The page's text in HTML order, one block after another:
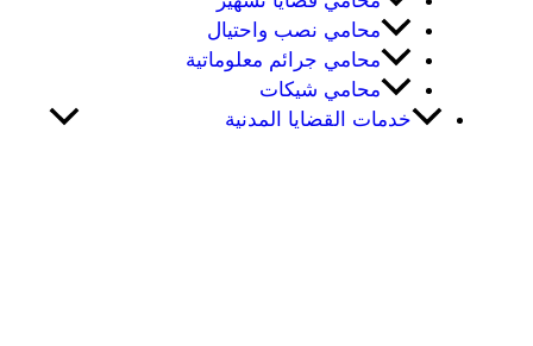
محامي نصب واحتيال
محامي جرائم معلوماتية
محامي شيكات
خدمات القضايا المدنية